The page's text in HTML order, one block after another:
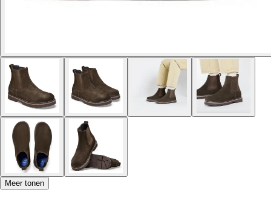
Meer tonen